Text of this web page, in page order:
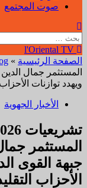
صوت المجتمع
البحث
عن:
الصفحة الرئيسية »
المستثمر جمال
ويهدد توازنات الأحزاب
الأخبار الجهوية
المستثمر
جبهة القوى
الأحزاب